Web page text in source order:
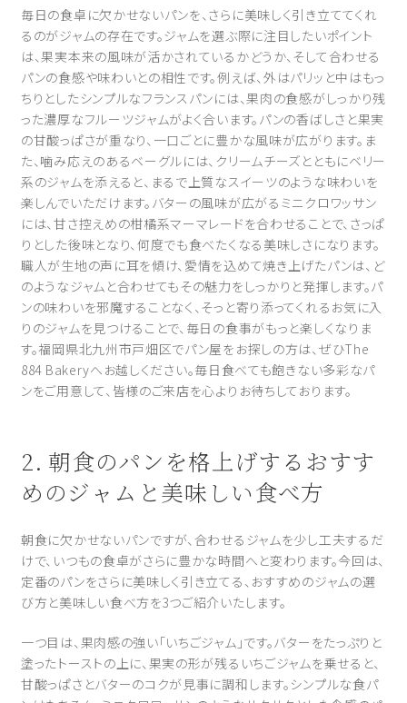
毎日の食卓に欠かせないパンを、さらに美味しく引き立ててくれ
るのがジャムの存在です。ジャムを選ぶ際に注目したいポイント
は、果実本来の風味が活かされているかどうか、そして合わせる
パンの食感や味わいとの相性です。例えば、外はパリッと中はもっ
ちりとしたシンプルなフランスパンには、果肉の食感がしっかり残
った濃厚なフルーツジャムがよく合います。パンの香ばしさと果実
の甘酸っぱさが重なり、一口ごとに豊かな風味が広がります。ま
た、噛み応えのあるベーグルには、クリームチーズとともにベリー
系のジャムを添えると、まるで上質なスイーツのような味わいを
楽しんでいただけます。バターの風味が広がるミニクロワッサン
には、甘さ控えめの柑橘系マーマレードを合わせることで、さっぱ
りとした後味となり、何度でも食べたくなる美味しさになります。
職人が生地の声に耳を傾け、愛情を込めて焼き上げたパンは、ど
のようなジャムと合わせてもその魅力をしっかりと発揮します。パ
ンの味わいを邪魔することなく、そっと寄り添ってくれるお気に入
りのジャムを見つけることで、毎日の食事がもっと楽しくなりま
す。福岡県北九州市戸畑区でパン屋をお探しの方は、ぜひThe
884 Bakeryへお越しください。毎日食べても飽きない多彩なパ
ンをご用意して、皆様のご来店を心よりお待ちしております。
2. 朝食のパンを格上げするおすす
めのジャムと美味しい食べ方
朝食に欠かせないパンですが、合わせるジャムを少し工夫するだ
けで、いつもの食卓がさらに豊かな時間へと変わります。今回は、
定番のパンをさらに美味しく引き立てる、おすすめのジャムの選
び方と美味しい食べ方を3つご紹介いたします。
一つ目は、果肉感の強い「いちごジャム」です。バターをたっぷりと
塗ったトーストの上に、果実の形が残るいちごジャムを乗せると、
甘酸っぱさとバターのコクが見事に調和します。シンプルな食パ